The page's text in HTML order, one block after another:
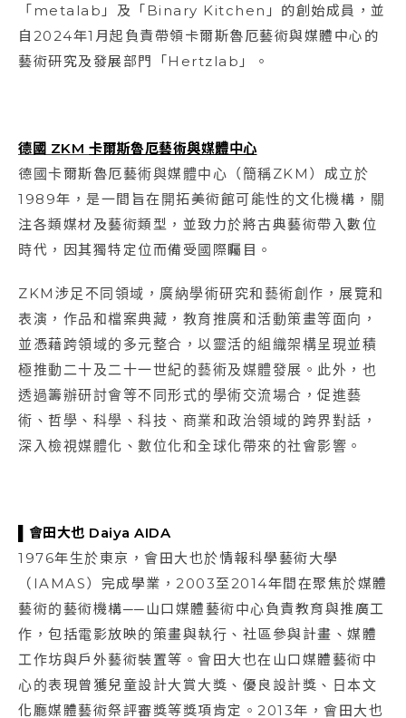
「metalab」及「Binary Kitchen」的創始成員，並
自2024年1月起負責帶領卡爾斯魯厄藝術與媒體中心的
藝術研究及發展部門「Hertzlab」。
德國 ZKM 卡爾斯魯厄藝術與媒體中心
德國卡爾斯魯厄藝術與媒體中心（簡稱ZKM）成立於
1989年，是一間旨在開拓美術館可能性的文化機構，關
注各類媒材及藝術類型，並致力於將古典藝術帶入數位
時代，因其獨特定位而備受國際矚目。
ZKM涉足不同領域，廣納學術研究和藝術創作，展覽和
表演，作品和檔案典藏，教育推廣和活動策畫等面向，
並憑藉跨領域的多元整合，以靈活的組織架構呈現並積
極推動二十及二十一世紀的藝術及媒體發展。此外，也
透過籌辦研討會等不同形式的學術交流場合，促進藝
術、哲學、科學、科技、商業和政治領域的跨界對話，
深入檢視媒體化、數位化和全球化帶來的社會影響。
▌會田大也 Daiya AIDA
1976年生於東京，會田大也於情報科學藝術大學
（IAMAS）完成學業，2003至2014年間在聚焦於媒體
藝術的藝術機構──山口媒體藝術中心負責教育與推廣工
作，包括電影放映的策畫與執行、社區參與計畫、媒體
工作坊與戶外藝術裝置等。會田大也在山口媒體藝術中
心的表現曾獲兒童設計大賞大獎、優良設計獎、日本文
化廳媒體藝術祭評審獎等獎項肯定。2013年，會田大也